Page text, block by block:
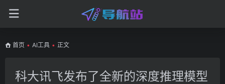
首页 • AI工具 • 正文
科大讯飞发布了全新的深度推理模型